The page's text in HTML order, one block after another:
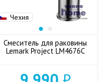
Чехия
Смеситель для раковины
Lemark Project LM4676C